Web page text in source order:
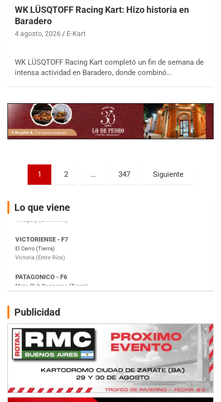
WK LÜSQTOFF Racing Kart: Hizo historia en
Baradero
4 agosto, 2026 E-Kart
WK LÜSQTOFF Racing Kart completó un fin de semana de
intensa actividad en Baradero, donde combinó…
Paginación
entradas
1 2 … 347 Siguiente
Lo que viene
08/09-AGO
KDO - F6
Ciudad de Trenque Lauquen (Asfalto)
Trenque Lauquen (Buenos Aires)
Parque de la Velocidad (Asfalto)
Villaguay (Entre Ríos)
El Cerro (Tierra)
Victoria (Entre Ríos)
Moto Club Reginense (Tierra)
Gral. E. Godoy (Río Negro)
Juventud Unida (Tierra)
Humboldt (Santa Fe)
Ciudad de Avellaneda (Asfalto)
Avellaneda (Santa Fe)
SUR SANTAFESINO - F4
José Samuel Sánchez (Tierra)
Rufino (Santa Fe)
Juan Navarro (Asfalto)
El Timbó (Tucumán)
Publicidad